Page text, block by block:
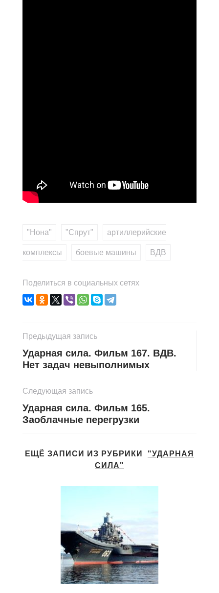
"Нона" "Спрут" артиллерийские
комплексы боевые машины ВДВ
Поделиться в социальных сетях
Предыдущая запись
Ударная сила. Фильм 167. ВДВ.
Нет задач невыполнимых
Следующая запись
Ударная сила. Фильм 165.
Заоблачные перегрузки
ЕЩЁ ЗАПИСИ ИЗ РУБРИКИ "УДАРНАЯ
СИЛА"